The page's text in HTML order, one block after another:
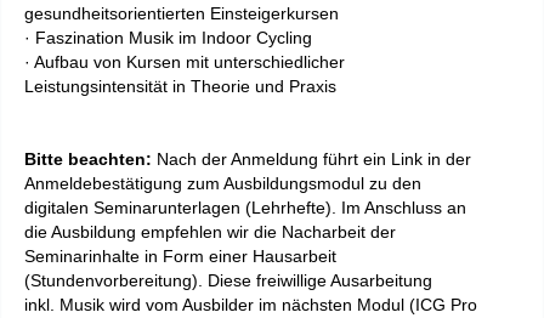
gesundheitsorientierten Einsteigerkursen
· Faszination Musik im Indoor Cycling
· Aufbau von Kursen mit unterschiedlicher
Leistungsintensität in Theorie und Praxis
Bitte beachten: Nach der Anmeldung führt ein Link in der
Anmeldebestätigung zum Ausbildungsmodul zu den
digitalen Seminarunterlagen (Lehrhefte). Im Anschluss an
die Ausbildung empfehlen wir die Nacharbeit der
Seminarinhalte in Form einer Hausarbeit
(Stundenvorbereitung). Diese freiwillige Ausarbeitung
inkl. Musik wird vom Ausbilder im nächsten Modul (ICG Pro